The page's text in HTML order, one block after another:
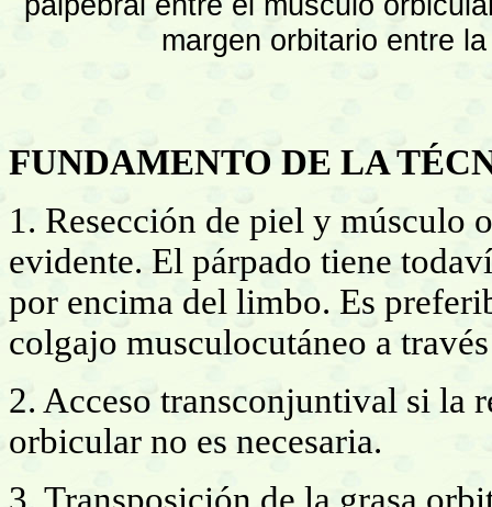
margen orbitario entre
FUNDAMENTO DE LA
1. Resección de piel y músculo
evidente. El párpado tiene
por encima del limbo. Es
colgajo musculocutáneo a
2. Acceso transconjuntival si la
orbicular no es necesaria.